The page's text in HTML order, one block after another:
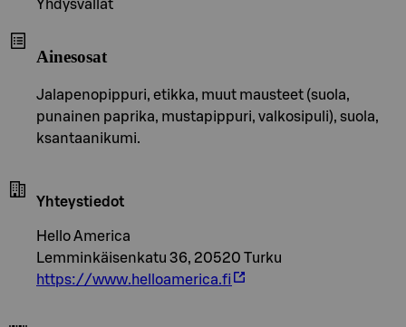
Yhdysvallat
Ainesosat
Jalapenopippuri, etikka, muut mausteet (suola,
punainen paprika, mustapippuri, valkosipuli), suola,
ksantaanikumi.
Yhteystiedot
Hello America
Lemminkäisenkatu 36, 20520 Turku
https://www.helloamerica.fi